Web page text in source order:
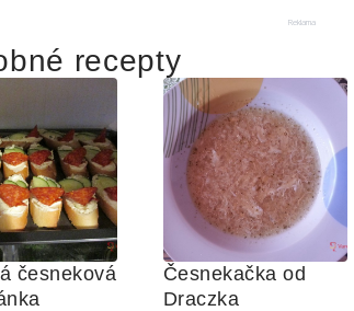
Reklama
recepty
česneková
Česnekačka od
Draczka